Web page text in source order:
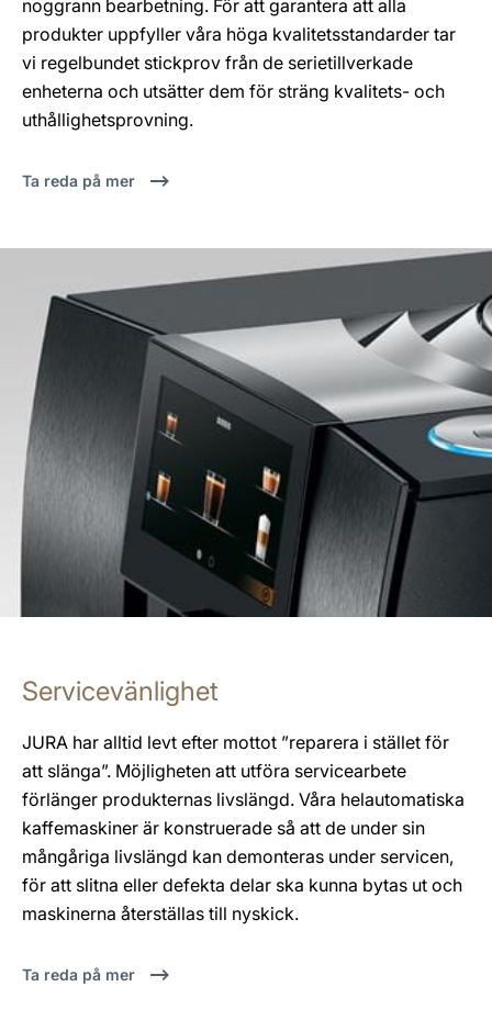
noggrann bearbetning. För att garantera att alla
produkter uppfyller våra höga kvalitetsstandarder tar
vi regelbundet stickprov från de serietillverkade
enheterna och utsätter dem för sträng kvalitets- och
uthållighetsprovning.
Ta reda på mer
Servicevänlighet
JURA har alltid levt efter mottot ”reparera i stället för
att slänga”. Möjligheten att utföra servicearbete
förlänger produkternas livslängd. Våra helautomatiska
kaffemaskiner är konstruerade så att de under sin
mångåriga livslängd kan demonteras under servicen,
för att slitna eller defekta delar ska kunna bytas ut och
maskinerna återställas till nyskick.
Ta reda på mer